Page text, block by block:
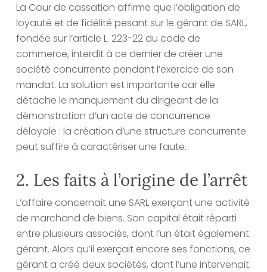
La Cour de cassation affirme que l’obligation de
loyauté et de fidélité pesant sur le gérant de SARL,
fondée sur l’article L. 223-22 du code de
commerce, interdit à ce dernier de créer une
société concurrente pendant l’exercice de son
mandat. La solution est importante car elle
détache le manquement du dirigeant de la
démonstration d’un acte de concurrence
déloyale : la création d’une structure concurrente
peut suffire à caractériser une faute.
2. Les faits à l’origine de l’arrêt
L’affaire concernait une SARL exerçant une activité
de marchand de biens. Son capital était réparti
entre plusieurs associés, dont l’un était également
gérant. Alors qu’il exerçait encore ses fonctions, ce
gérant a créé deux sociétés, dont l’une intervenait